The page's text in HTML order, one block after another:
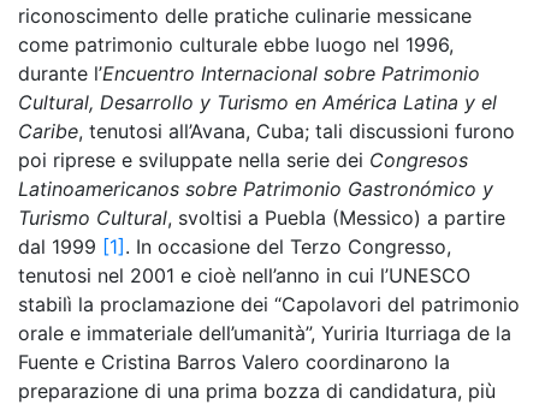
riconoscimento delle pratiche culinarie messicane
come patrimonio culturale ebbe luogo nel 1996,
durante l’Encuentro Internacional sobre Patrimonio
Cultural, Desarrollo y Turismo en América Latina y el
Caribe, tenutosi all’Avana, Cuba; tali discussioni furono
poi riprese e sviluppate nella serie dei Congresos
Latinoamericanos sobre Patrimonio Gastronómico y
Turismo Cultural, svoltisi a Puebla (Messico) a partire
dal 1999 [1] . In occasione del Terzo Congresso,
tenutosi nel 2001 e cioè nell’anno in cui l’UNESCO
stabilì la proclamazione dei “Capolavori del patrimonio
orale e immateriale dell’umanità”, Yuriria Iturriaga de la
Fuente e Cristina Barros Valero coordinarono la
preparazione di una prima bozza di candidatura, più